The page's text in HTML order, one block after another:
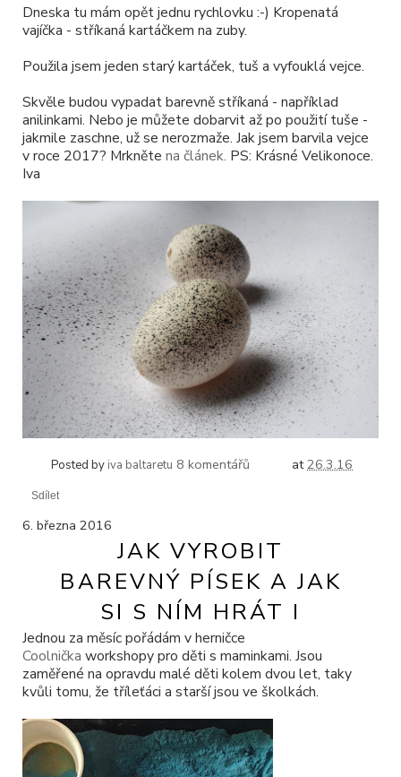
Dneska tu mám opět jednu rychlovku :-) Kropenatá
vajíčka - stříkaná kartáčkem na zuby.
Použila jsem jeden starý kartáček, tuš a vyfouklá vejce.
Skvěle budou vypadat barevně stříkaná - například
anilinkami. Nebo je můžete dobarvit až po použití tuše -
jakmile zaschne, už se nerozmaže. Jak jsem barvila vejce
v roce 2017? Mrkněte na článek. PS: Krásné Velikonoce.
Iva
Posted by iva baltaretu at26.3.16
8 komentářů
Sdílet
6. března 2016
JAK VYROBIT
BAREVNÝ PÍSEK A JAK
SI S NÍM HRÁT I
Jednou za měsíc pořádám v herničce
Coolnička workshopy pro děti s maminkami. Jsou
zaměřené na opravdu malé děti kolem dvou let, taky
kvůli tomu, že tříleťáci a starší jsou ve školkách.